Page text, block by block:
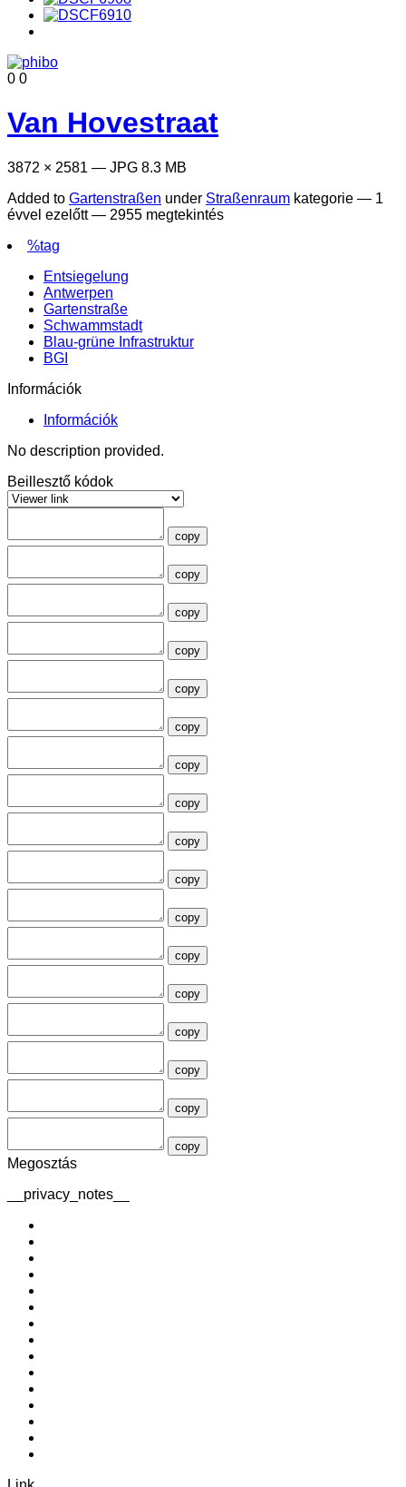
0 0
Van Hovestraat
3872 × 2581 — JPG 8.3 MB
Added to Gartenstraßen under Straßenraum kategorie — 1
évvel ezelőtt— 2955 megtekintés
%tag
Entsiegelung
Antwerpen
Gartenstraße
Schwammstadt
Blau-grüne Infrastruktur
BGI
Információk
Információk
No description provided.
Beillesztő kódok
copy
copy
copy
copy
copy
copy
copy
copy
copy
copy
copy
copy
copy
copy
copy
copy
copy
Megosztás
__privacy_notes__